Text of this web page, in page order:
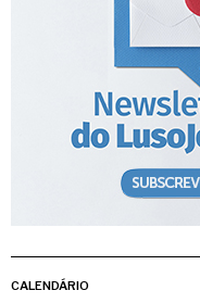
CALENDÁRIO